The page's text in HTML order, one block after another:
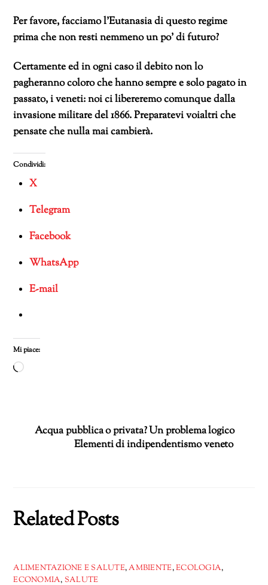
Per favore, facciamo l’Eutanasia di questo regime
prima che non resti nemmeno un po’ di futuro?
Certamente ed in ogni caso il debito non lo
pagheranno coloro che hanno sempre e solo pagato in
passato, i veneti: noi ci libereremo comunque dalla
invasione militare del 1866. Preparatevi voialtri che
pensate che nulla mai cambierà.
Condividi:
X
Telegram
Facebook
WhatsApp
E-mail
Mi piace:
Caricamento
Acqua pubblica o privata? Un problema logico
Elementi di indipendentismo veneto
Related Posts
ALIMENTAZIONE E SALUTE,AMBIENTE,ECOLOGIA,
ECONOMIA, SALUTE